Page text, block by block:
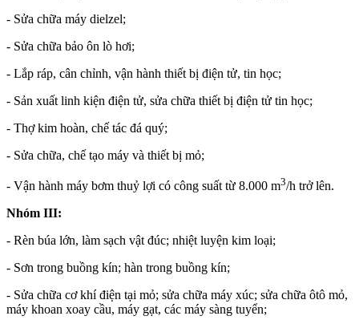
- Sửa chữa máy dielzel;
- Sửa chữa bảo ôn lò hơi;
- Lắp ráp, cân chỉnh, vận hành thiết bị điện tử, tin học;
- Sản xuất linh kiện điện tử, sửa chữa thiết bị điện tử tin học;
- Thợ kim hoàn, chế tác đá quý;
- Sửa chữa, chế tạo máy và thiết bị mỏ;
- Vận hành máy bơm thuỷ lợi có công suất từ 8.000 m3/h trở lên.
Nhóm III:
- Rèn búa lớn, làm sạch vật đúc; nhiệt luyện kim loại;
- Sơn trong buồng kín; hàn trong buồng kín;
- Sửa chữa cơ khí điện tại mỏ; sửa chữa máy xúc; sửa chữa ôtô mỏ,
máy khoan xoay cầu, máy gạt, các máy sàng tuyển;